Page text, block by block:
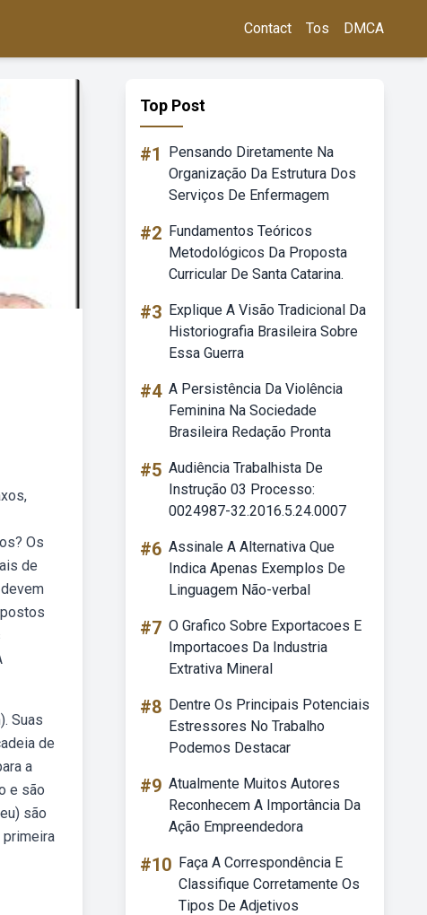
Contact Tos DMCA
Os
de
Suas
de
a
e são
são
Top Post
#1
Pensando Diretamente Na
Organização Da Estrutura Dos
Serviços De Enfermagem
#2 Fundamentos Teóricos
Metodológicos Da Proposta
Curricular De Santa Catarina.
#3 Explique A Visão Tradicional Da
Historiografia Brasileira Sobre
Essa Guerra
#4 A Persistência Da Violência
Feminina Na Sociedade
Brasileira Redação Pronta
#5 Audiência Trabalhista De
Instrução 03 Processo:
0024987-32.2016.5.24.0007
#6 Assinale A Alternativa Que
Indica Apenas Exemplos De
Linguagem Não-verbal
#7 O Grafico Sobre Exportacoes E
Importacoes Da Industria
Extrativa Mineral
#8 Dentre Os Principais Potenciais
Estressores No Trabalho
Podemos Destacar
#9 Atualmente Muitos Autores
Reconhecem A Importância Da
Ação Empreendedora
#10 Faça A Correspondência E
Classifique Corretamente Os
Tipos De Adjetivos